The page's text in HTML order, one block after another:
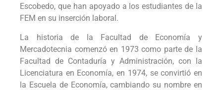
Escobedo, que han apoyado a los estudiantes de la
FEM en su inserción laboral.
La historia de la Facultad de Economía y
Mercadotecnia comenzó en 1973 como parte de la
Facultad de Contaduría y Administración, con la
Licenciatura en Economía, en 1974, se convirtió en
la Escuela de Economía, cambiando su nombre en